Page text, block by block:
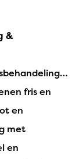
&
fris en
en
met
en